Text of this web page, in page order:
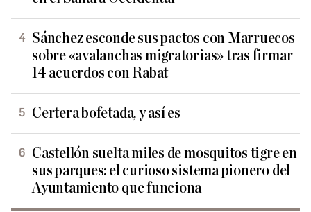
Sánchez esconde sus pactos con Marruecos
sobre «avalanchas migratorias» tras firmar
14 acuerdos con Rabat
Certera bofetada, y así es
Castellón suelta miles de mosquitos tigre en
sus parques: el curioso sistema pionero del
Ayuntamiento que funciona